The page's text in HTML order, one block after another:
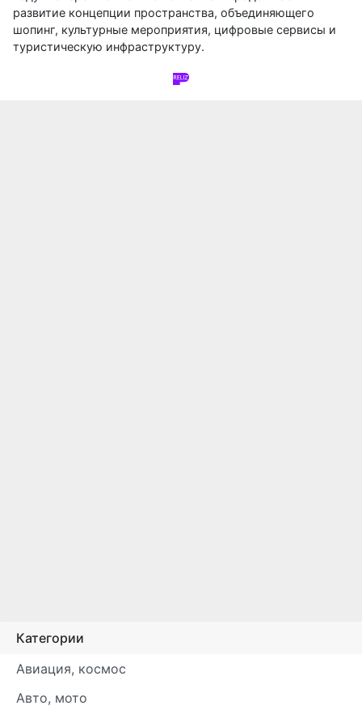
развитие концепции пространства, объединяющего
шопинг, культурные мероприятия, цифровые сервисы и
туристическую инфраструктуру.
Категории
Авиация, космос
Авто, мото